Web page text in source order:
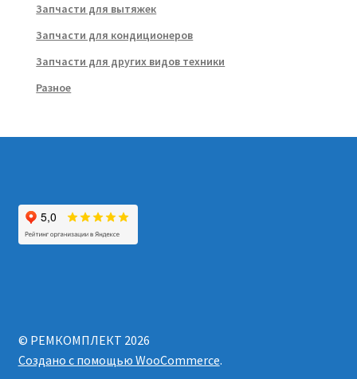
Запчасти для вытяжек
Запчасти для кондиционеров
Запчасти для других видов техники
Разное
© РЕМКОМПЛЕКТ 2026
Создано с помощью WooCommerce.